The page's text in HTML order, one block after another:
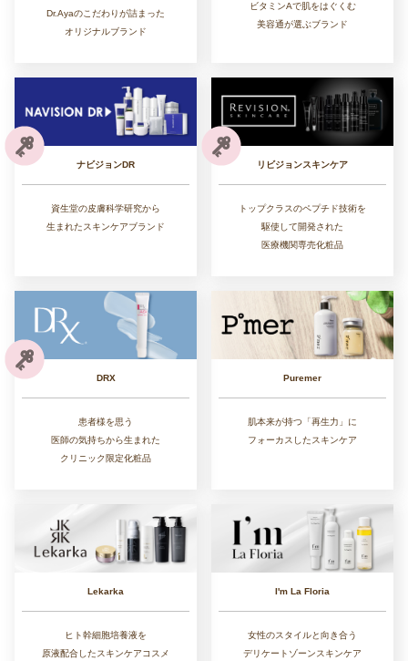
Dr.Ayaのこだわりが詰まった
オリジナルブランド
ビタミンAで肌をはぐくむ
美容通が選ぶブランド
ナビジョンDR
資生堂の皮膚科学研究から
生まれたスキンケアブランド
リビジョンスキンケア
トップクラスのペプチド技術を
駆使して開発された
医療機関専売化粧品
DRX
患者様を思う
医師の気持ちから生まれた
クリニック限定化粧品
Puremer
肌本来が持つ「再生力」に
フォーカスしたスキンケア
Lekarka
ヒト幹細胞培養液を
原液配合したスキンケアコスメ
I'm La Floria
女性のスタイルと向き合う
デリケートゾーンスキンケア